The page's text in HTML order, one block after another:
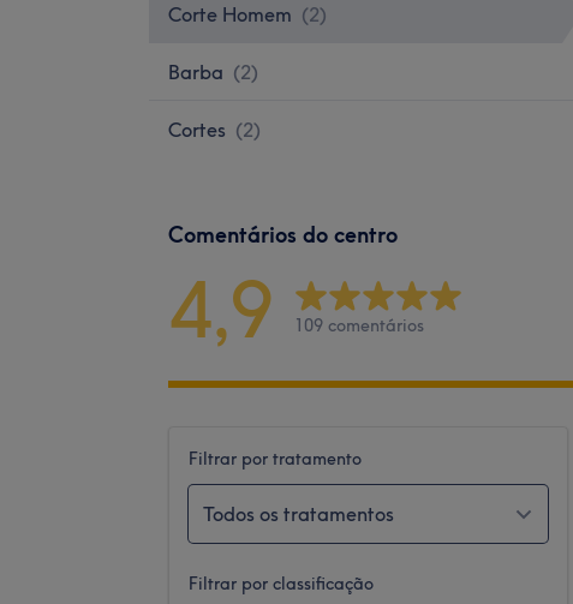
Corte Homem (2)
Barba (2)
Cortes (2)
Comentários do centro
4,9 109 comentários
Filtrar por tratamento
Todos os tratamentos
Filtrar por classificação